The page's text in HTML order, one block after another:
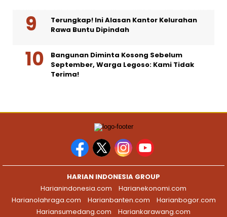
Terungkap! Ini Alasan Kantor Kelurahan
Rawa Buntu Dipindah
Bangunan Diminta Kosong Sebelum
September, Warga Legoso: Kami Tidak
Terima!
HARIAN INDONESIA GROUP
Harianindonesia.com
Harianekonomi.com
Harianolahraga.com
Harianbanten.com
Harianbogor.com
Hariansumedang.com
Hariankarawang.com